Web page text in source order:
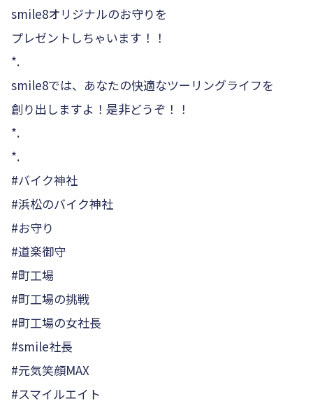
smile8オリジナルのお守りを
プレゼントしちゃいます！！
*.
smile8では、あなたの快適なツーリングライフを
創り出しますよ！是非どうぞ！！
*.
*.
#バイク神社
#浜松のバイク神社
#お守り
#道楽御守
#町工場
#町工場の挑戦
#町工場の女社長
#smile社長
#元気笑顔MAX
#スマイルエイト